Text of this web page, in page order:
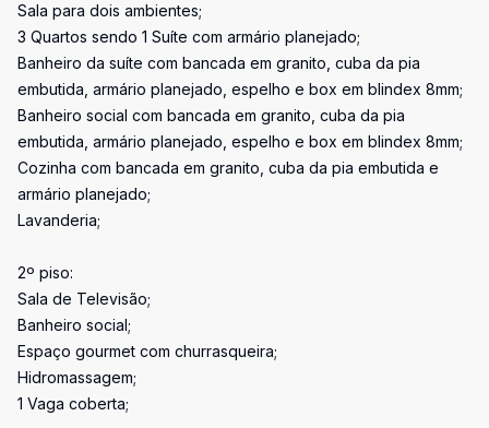
Sala para dois ambientes;
3 Quartos sendo 1 Suíte com armário planejado;
Banheiro da suíte com bancada em granito, cuba da pia
embutida, armário planejado, espelho e box em blindex 8mm;
Banheiro social com bancada em granito, cuba da pia
embutida, armário planejado, espelho e box em blindex 8mm;
Cozinha com bancada em granito, cuba da pia embutida e
armário planejado;
Lavanderia;
2º piso:
Sala de Televisão;
Banheiro social;
Espaço gourmet com churrasqueira;
Hidromassagem;
1 Vaga coberta;